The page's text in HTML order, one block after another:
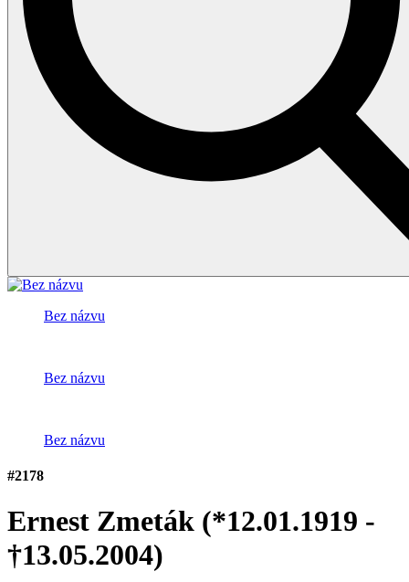
Bez názvu
Bez názvu
Bez názvu
#2178
Ernest Zmeták (*12.01.1919 -
†13.05.2004)